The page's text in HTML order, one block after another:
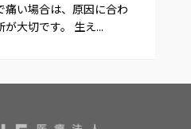
痛い場合は、原因に合わ
大切です。 生え...